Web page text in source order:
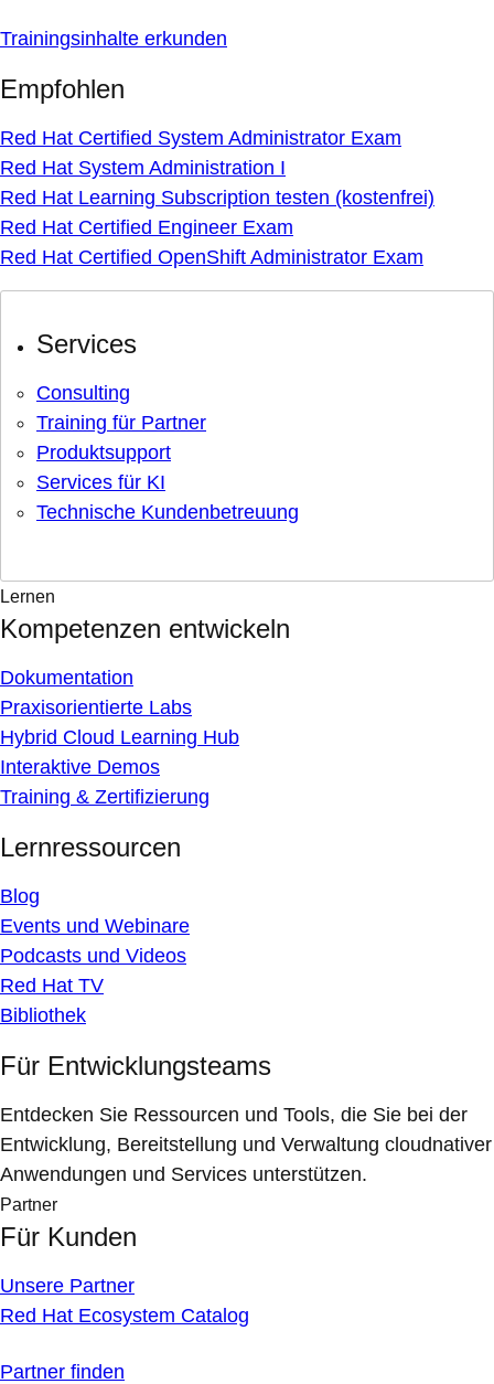
Trainingsinhalte erkunden
Empfohlen
Red Hat Certified System Administrator Exam
Red Hat System Administration I
Red Hat Learning Subscription testen (kostenfrei)
Red Hat Certified Engineer Exam
Red Hat Certified OpenShift Administrator Exam
Services
Consulting
Training für Partner
Produktsupport
Services für KI
Technische Kundenbetreuung
Lernen
Kompetenzen entwickeln
Dokumentation
Praxisorientierte Labs
Hybrid Cloud Learning Hub
Interaktive Demos
Training & Zertifizierung
Lernressourcen
Blog
Events und Webinare
Podcasts und Videos
Red Hat TV
Bibliothek
Für Entwicklungsteams
Entdecken Sie Ressourcen und Tools, die Sie bei der
Entwicklung, Bereitstellung und Verwaltung cloudnativer
Anwendungen und Services unterstützen.
Partner
Für Kunden
Unsere Partner
Red Hat Ecosystem Catalog
Partner finden